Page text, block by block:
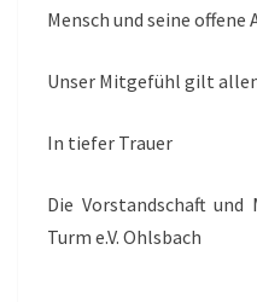
Mensch und seine offene
Unser Mitgefühl gilt
In tiefer Trauer
Die Vorstandschaft und
Turm e.V. Ohlsbach